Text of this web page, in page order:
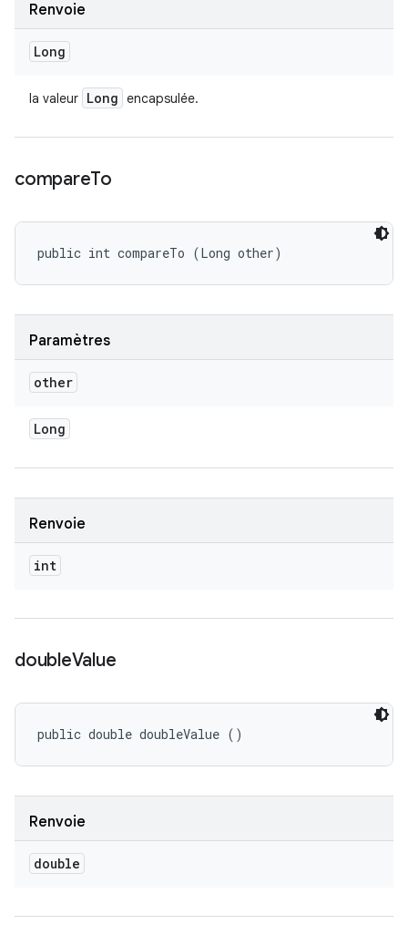
Renvoie
Long
la valeur Long encapsulée.
compareTo
public int compareTo (Long other)
Paramètres
other
Long
Renvoie
int
doubleValue
public double doubleValue ()
Renvoie
double